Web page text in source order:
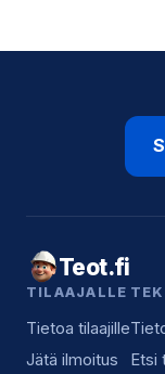
Teot.fi
TILAAJALLE
Tietoa tilaajille
Jätä ilmoitus
Etsi